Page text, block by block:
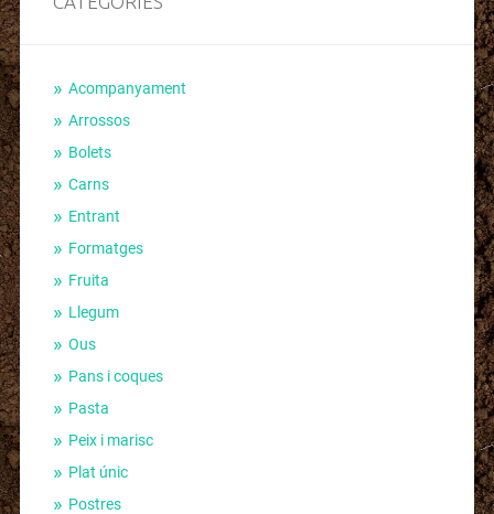
Acompanyament
Arrossos
Bolets
Carns
Entrant
Formatges
Fruita
Llegum
Ous
Pans i coques
Pasta
Peix i marisc
Plat únic
Postres